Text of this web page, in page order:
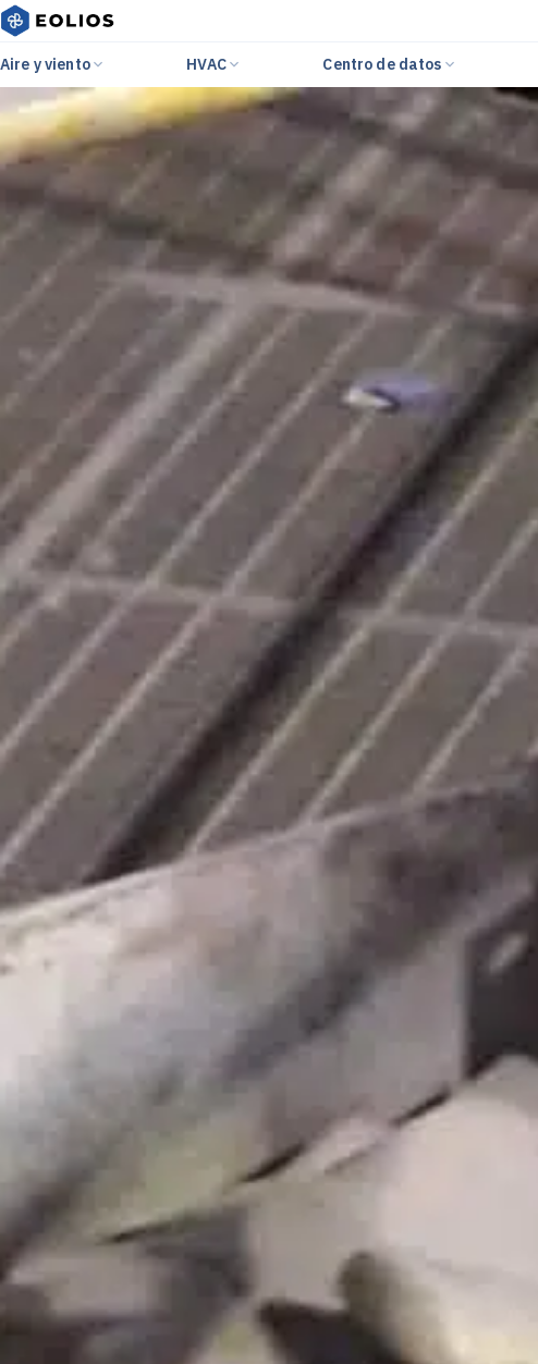
Aire y viento HVAC Centro de datos